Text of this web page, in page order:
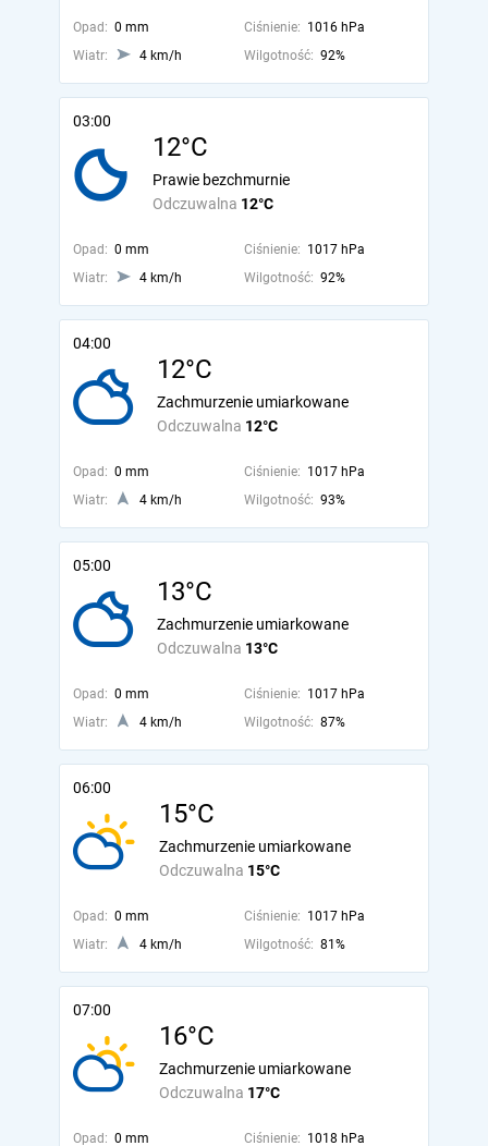
Opad: 0 mm Ciśnienie: 1016 hPa
Wiatr:
4 km/h Wilgotność: 92%
03:00
12°C
Odczuwalna 12°C
Prawie bezchmurnie
Opad: 0 mm Ciśnienie: 1017 hPa
Wiatr:
4 km/h Wilgotność: 92%
04:00
12°C
Odczuwalna 12°C
Zachmurzenie umiarkowane
Opad: 0 mm Ciśnienie: 1017 hPa
Wiatr:
4 km/h Wilgotność: 93%
05:00
13°C
Odczuwalna 13°C
Zachmurzenie umiarkowane
Opad: 0 mm Ciśnienie: 1017 hPa
Wiatr:
4 km/h Wilgotność: 87%
06:00
15°C
Odczuwalna 15°C
Zachmurzenie umiarkowane
Opad: 0 mm Ciśnienie: 1017 hPa
Wiatr:
4 km/h Wilgotność: 81%
07:00
16°C
Odczuwalna 17°C
Zachmurzenie umiarkowane
Opad: 0 mm Ciśnienie: 1018 hPa